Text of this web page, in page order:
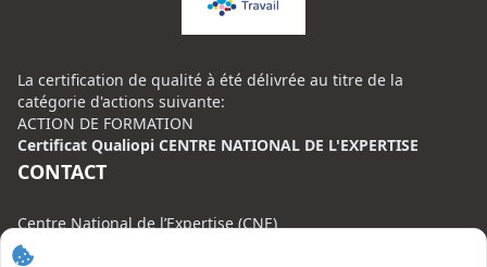
La certification de qualité à été délivrée au titre de la
catégorie d'actions suivante:
ACTION DE FORMATION
Certificat Qualiopi CENTRE NATIONAL DE L'EXPERTISE
CONTACT
Centre National de l’Expertise (CNE)
20 rue Henri Regnault, 75008 Paris